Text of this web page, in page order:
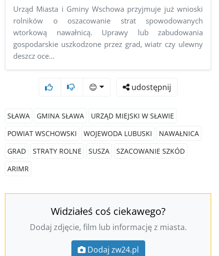
Urząd Miasta i Gminy Wschowa przyjmuje już wnioski
rolników o oszacowanie strat spowodowanych
wtorkową nawałnicą. Uprawy lub zabudowania
gospodarskie uszkodzone przez grad, wiatr czy ulewny
deszcz oce…
😊 udostępnij
SŁAWA GMINA SŁAWA
URZĄD MIEJSKI W SŁAWIE
POWIAT WSCHOWSKI
WOJEWODA LUBUSKI
NAWAŁNICA
GRAD
STRATY ROLNE SUSZA
SZACOWANIE SZKÓD
ARIMR
Widziałeś coś ciekawego?
Dodaj zdjęcie, film lub informację z miasta.
Dodaj zw24.pl